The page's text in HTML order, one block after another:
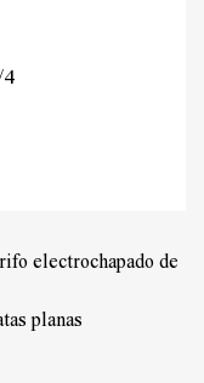
electrochapado de
planas